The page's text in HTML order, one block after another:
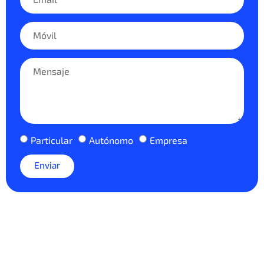
Particular Autónomo Empresa
Enviar